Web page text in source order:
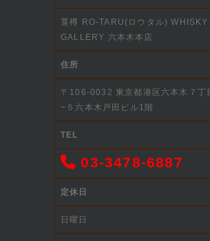
莨樽 RO-TARU(ロウタル)
GALLERY 六本木本店
住所
〒106-0032 東京都港区六本木７丁
−５六本木戸田ビル1階
TEL
03-3478-6887
定休日
日曜日